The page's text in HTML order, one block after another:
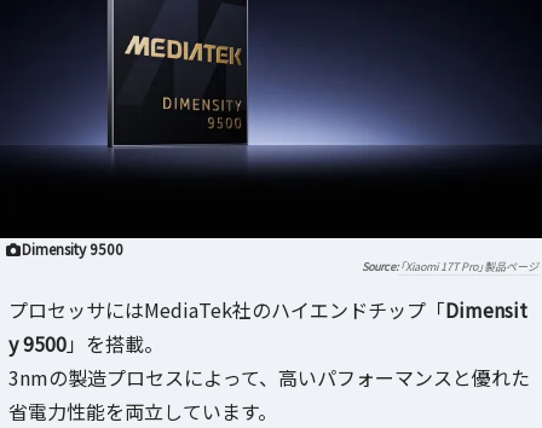
Dimensity 9500
「Xiaomi 17T Pro」製品ページ
プロセッサにはMediaTek社のハイエンドチップ「Dimensit
y 9500」を搭載。
3nmの製造プロセスによって、高いパフォーマンスと優れた
省電力性能を両立しています。